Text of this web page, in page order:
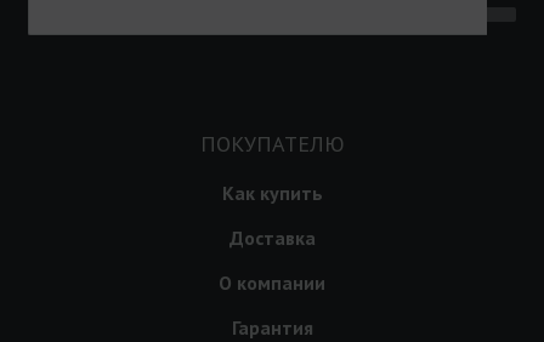
ПОКУПАТЕЛЮ
Как купить
Доставка
О компании
Гарантия